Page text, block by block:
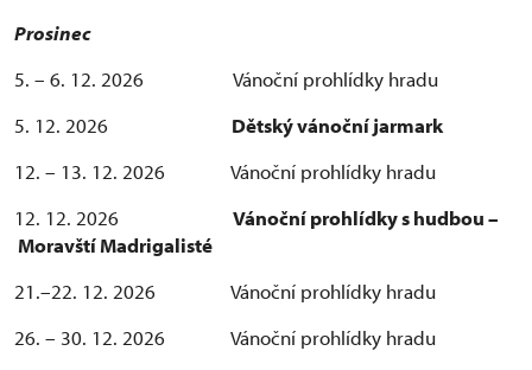
Prosinec
5. – 6. 12. 2026 Vánoční prohlídky hradu
5. 12. 2026 Dětský vánoční jarmark
12. – 13. 12. 2026 Vánoční prohlídky hradu
12. 12. 2026 Vánoční prohlídky s hudbou –
Moravští Madrigalisté
21.–22. 12. 2026 Vánoční prohlídky hradu
26. – 30. 12. 2026 Vánoční prohlídky hradu